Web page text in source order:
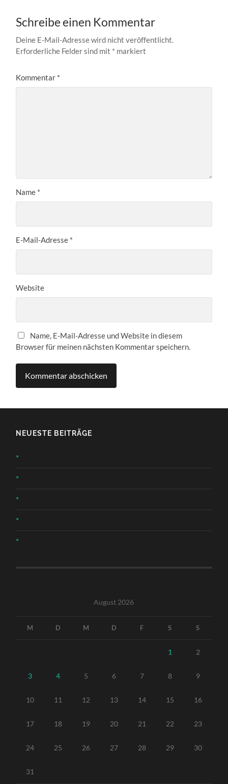
Schreibe einen Kommentar
Deine E-Mail-Adresse wird nicht veröffentlicht.
Erforderliche Felder sind mit * markiert
Kommentar *
Name *
E-Mail-Adresse *
Website
Name, E-Mail-Adresse und Website in diesem
Browser für meinen nächsten Kommentar speichern.
NEUESTE BEITRÄGE
*
*
*
*
*
August 2026
M D M D F S S
1 2
3 4 5 6 7 8 9
10 11 12 13 14 15 16
17 18 19 20 21 22 23
24 25 26 27 28 29 30
31